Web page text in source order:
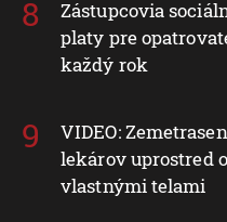
Zástupcovia
platy pre
každý rok
VIDEO:
lekárov uprostred
vlastnými telami